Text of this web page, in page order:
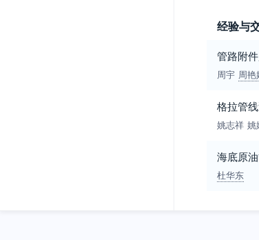
经验与
管路附
周宇 周艳
格拉管
姚志祥 姚
海底原
杜华东